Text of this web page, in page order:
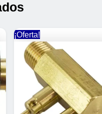
¡Oferta!